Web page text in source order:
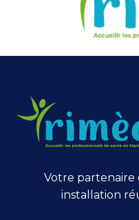
Votre
installation